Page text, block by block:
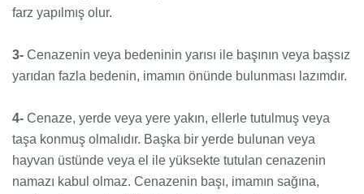
farz yapılmış olur.
3- Cenazenin veya bedeninin yarısı ile başının veya başsız
yarıdan fazla bedenin, imamın önünde bulunması lazımdır.
4- Cenaze, yerde veya yere yakın, ellerle tutulmuş veya
taşa konmuş olmalıdır. Başka bir yerde bulunan veya
hayvan üstünde veya el ile yüksekte tutulan cenazenin
namazı kabul olmaz. Cenazenin başı, imamın sağına,